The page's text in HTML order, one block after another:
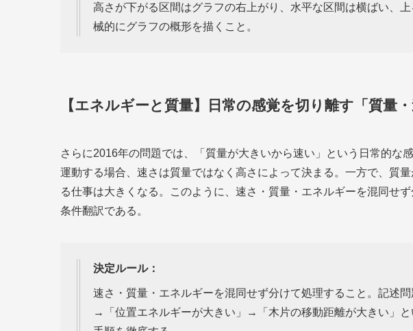
高さが下がる区間はグラフの右上がり、水平な区間は横ばい、
械的にグラフの概形を描くこと。
【エネルギーと質量】日常の感覚を切り離す「質量
さらに2016年の問題では、「質量が大きいから速い」という日常的な
運動する場合、速さは質量ではなく高さによって決まる。一方で、質
る仕事は大きくなる。このように、速さ・質量・エネルギーを混同せ
条件翻訳である。
決定ルール：
速さ・質量・エネルギーを混同せず分けて処理すること。記述
→「位置エネルギーが大きい」→「木片の移動距離が大きい」